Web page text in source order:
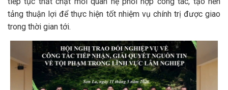
tảng thuận lợi để thực hiện tốt nhiệm vụ chính trị được giao
trong thời gian tới.